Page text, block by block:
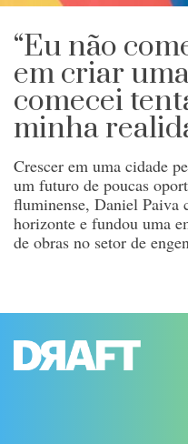
“Eu não
em criar
comecei
minha
Crescer em uma cidade
um futuro de poucas
fluminense, Daniel Paiva
horizonte e fundou uma
de obras no setor de